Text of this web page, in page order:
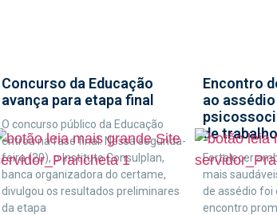
Concurso da Educação
avança para etapa final
O concurso público da Educação
entrou na fase final. Nessa segunda-
feira (20), o Instituto Consulplan,
banca organizadora do certame,
divulgou os resultados preliminares
da etapa
Encontro
ao
de trabalho
Fortalecer
mais
de assédio foi
encontro